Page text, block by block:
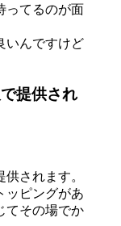
ってるのが面
いんですけど
提供され
されます。
ッピングがあ
てその場でか